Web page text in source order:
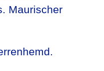
Maurischer